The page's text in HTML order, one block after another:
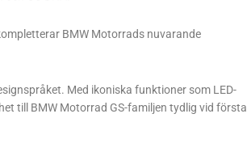
BMW Motorrads nuvarande
Med ikoniska funktioner som LED-
till BMW Motorrad GS-familjen tydlig vid första